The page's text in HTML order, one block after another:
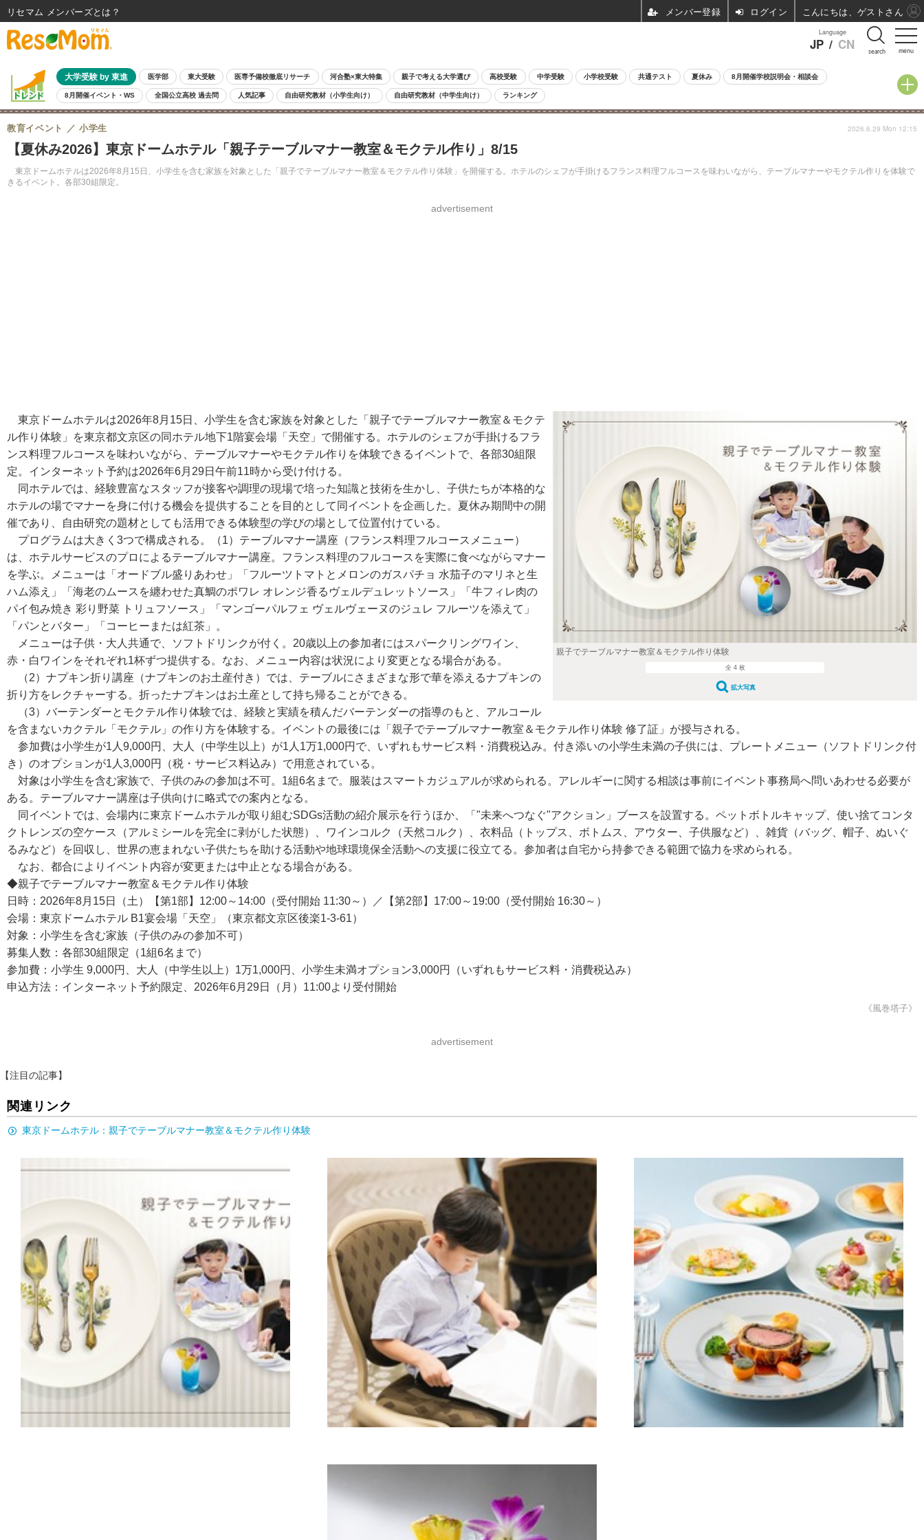
menu
Language
JP / CN search
大学受験 by 東進 医学部 東大受験 医専予備校徹底リサーチ 河合塾×東大特集 親子で考える大学選び 高校受験 中学受験 小学校受験 共通テスト 夏休み 8月開催学校説明会・相談会
8月開催イベント・WS 全国公立高校 過去問 人気記事 自由研究教材（小学生向け） 自由研究教材（中学生向け） ランキング
【夏休み2026】東京ドームホテル「親子テーブルマナー教室＆モクテル作り」8/15
東京ドームホテルは2026年8月15日、小学生を含む家族を対象とした「親子でテーブルマナー教室＆モクテル作り体験」を開催する。ホテルのシェフが手掛けるフランス料理フルコースを味わいながら、テーブルマナーやモクテル作りを体験で
きるイベント。各部30組限定。
教育イベント 小学生
advertisement
2026.6.29 Mon 12:15
親子でテーブルマナー教室＆モクテル作り体験
全 4 枚
拡大写真
東京ドームホテルは2026年8月15日、小学生を含む家族を対象とした「親子でテーブルマナー教室＆モクテ
ル作り体験」を東京都文京区の同ホテル地下1階宴会場「天空」で開催する。ホテルのシェフが手掛けるフラ
ンス料理フルコースを味わいながら、テーブルマナーやモクテル作りを体験できるイベントで、各部30組限
定。インターネット予約は2026年6月29日午前11時から受け付ける。
同ホテルでは、経験豊富なスタッフが接客や調理の現場で培った知識と技術を生かし、子供たちが本格的な
ホテルの場でマナーを身に付ける機会を提供することを目的として同イベントを企画した。夏休み期間中の開
催であり、自由研究の題材としても活用できる体験型の学びの場として位置付けている。
プログラムは大きく3つで構成される。（1）テーブルマナー講座（フランス料理フルコースメニュー）
は、ホテルサービスのプロによるテーブルマナー講座。フランス料理のフルコースを実際に食べながらマナー
を学ぶ。メニューは「オードブル盛りあわせ」「フルーツトマトとメロンのガスパチョ 水茄子のマリネと生
ハム添え」「海老のムースを纏わせた真鯛のポワレ オレンジ香るヴェルデュレットソース」「牛フィレ肉の
パイ包み焼き 彩り野菜 トリュフソース」「マンゴーパルフェ ヴェルヴェーヌのジュレ フルーツを添えて」
「パンとバター」「コーヒーまたは紅茶」。
メニューは子供・大人共通で、ソフトドリンクが付く。20歳以上の参加者にはスパークリングワイン、
赤・白ワインをそれぞれ1杯ずつ提供する。なお、メニュー内容は状況により変更となる場合がある。
（2）ナプキン折り講座（ナプキンのお土産付き）では、テーブルにさまざまな形で華を添えるナプキンの
折り方をレクチャーする。折ったナプキンはお土産として持ち帰ることができる。
（3）バーテンダーとモクテル作り体験では、経験と実績を積んだバーテンダーの指導のもと、アルコール
を含まないカクテル「モクテル」の作り方を体験する。イベントの最後には「親子でテーブルマナー教室＆モクテル作り体験 修了証」が授与される。
参加費は小学生が1人9,000円、大人（中学生以上）が1人1万1,000円で、いずれもサービス料・消費税込み。付き添いの小学生未満の子供には、プレートメニュー（ソフトドリンク付
き）のオプションが1人3,000円（税・サービス料込み）で用意されている。
対象は小学生を含む家族で、子供のみの参加は不可。1組6名まで。服装はスマートカジュアルが求められる。アレルギーに関する相談は事前にイベント事務局へ問いあわせる必要が
ある。テーブルマナー講座は子供向けに略式での案内となる。
同イベントでは、会場内に東京ドームホテルが取り組むSDGs活動の紹介展示を行うほか、「"未来へつなぐ"アクション」ブースを設置する。ペットボトルキャップ、使い捨てコンタ
クトレンズの空ケース（アルミシールを完全に剥がした状態）、ワインコルク（天然コルク）、衣料品（トップス、ボトムス、アウター、子供服など）、雑貨（バッグ、帽子、ぬいぐ
るみなど）を回収し、世界の恵まれない子供たちを助ける活動や地球環境保全活動への支援に役立てる。参加者は自宅から持参できる範囲で協力を求められる。
なお、都合によりイベント内容が変更または中止となる場合がある。
◆親子でテーブルマナー教室＆モクテル作り体験
日時：2026年8月15日（土）【第1部】12:00～14:00（受付開始 11:30～）／【第2部】17:00～19:00（受付開始 16:30～）
会場：東京ドームホテル B1宴会場「天空」（東京都文京区後楽1-3-61）
対象：小学生を含む家族（子供のみの参加不可）
募集人数：各部30組限定（1組6名まで）
参加費：小学生 9,000円、大人（中学生以上）1万1,000円、小学生未満オプション3,000円（いずれもサービス料・消費税込み）
申込方法：インターネット予約限定、2026年6月29日（月）11:00より受付開始
《風巻塔子》
advertisement
【注目の記事】
関連リンク
東京ドームホテル：親子でテーブルマナー教室＆モクテル作り体験
リセマム メンバーズ ログイン こんにちは、ゲストさん